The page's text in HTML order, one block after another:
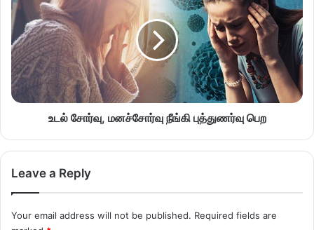
உடல் சோர்வு, மனச்சோர்வு நீங்கி புத்துணர்வு பெற
Leave a Reply
Your email address will not be published. Required fields are